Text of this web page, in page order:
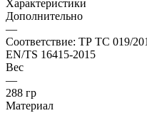
Характеристики
Дополнительно
—
Соответствие: ТР ТС 019/
EN/TS 16415-2015
Вес
—
288 гр
Материал